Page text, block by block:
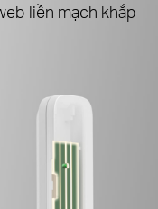
liền mạch khắp